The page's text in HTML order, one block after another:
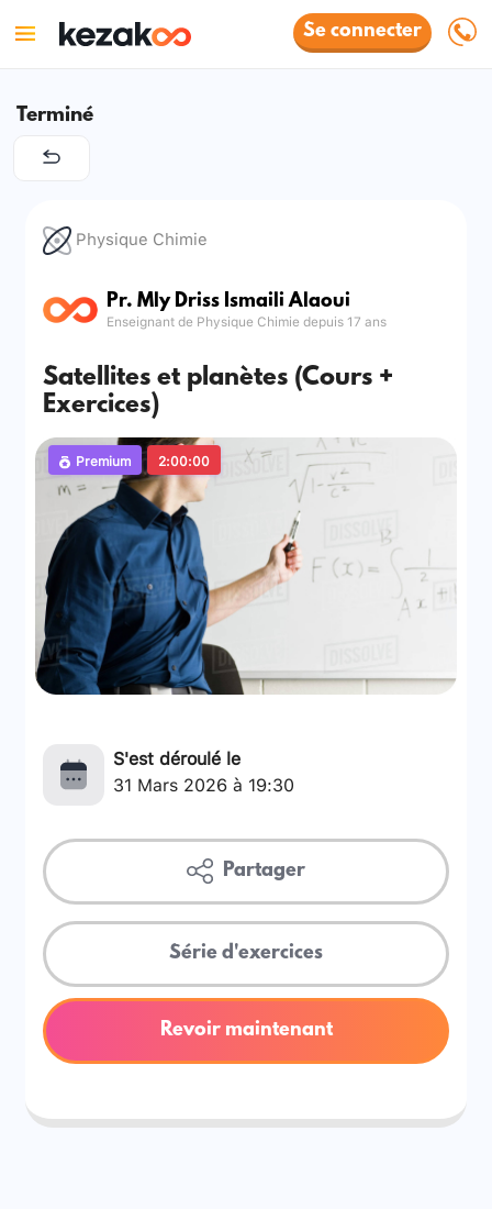
Se connecter
Terminé
Physique Chimie
Pr. Mly Driss Ismaili Alaoui
Enseignant de Physique Chimie depuis 17 ans
Satellites et planètes (Cours +
Exercices)
Premium 2:00:00
S'est déroulé le
31 Mars 2026 à 19:30
Partager
Série d'exercices
Revoir maintenant